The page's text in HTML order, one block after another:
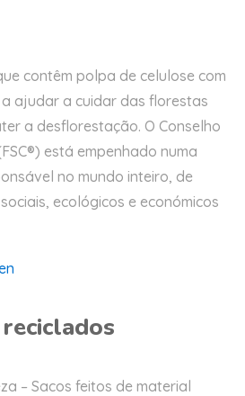
contêm polpa de celulose com
a ajudar a cuidar das florestas
a desflorestação. O Conselho
está empenhado numa
no mundo inteiro, de
ecológicos e económicos
– Sacos feitos de material